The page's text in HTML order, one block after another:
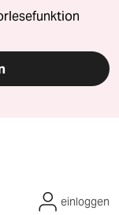
einloggen